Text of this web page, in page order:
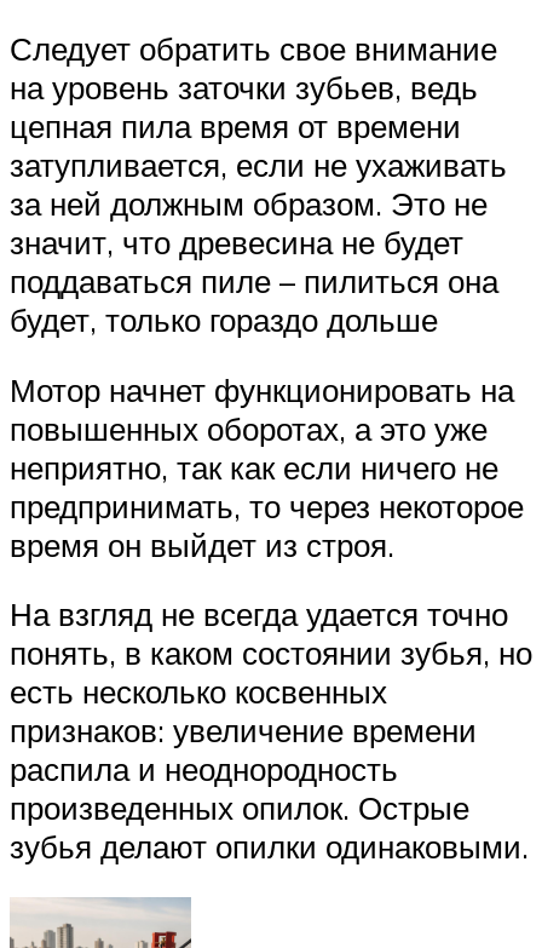
Следует обратить свое внимание
на уровень заточки зубьев, ведь
цепная пила время от времени
затупливается, если не ухаживать
за ней должным образом. Это не
значит, что древесина не будет
поддаваться пиле – пилиться она
будет, только гораздо дольше
Мотор начнет функционировать на
повышенных оборотах, а это уже
неприятно, так как если ничего не
предпринимать, то через некоторое
время он выйдет из строя.
На взгляд не всегда удается точно
понять, в каком состоянии зубья, но
есть несколько косвенных
признаков: увеличение времени
распила и неоднородность
произведенных опилок. Острые
зубья делают опилки одинаковыми.